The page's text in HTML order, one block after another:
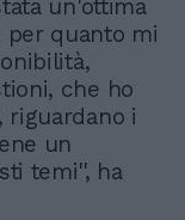
un'ottima
per quanto mi
che ho
riguardano i
un
temi'', ha